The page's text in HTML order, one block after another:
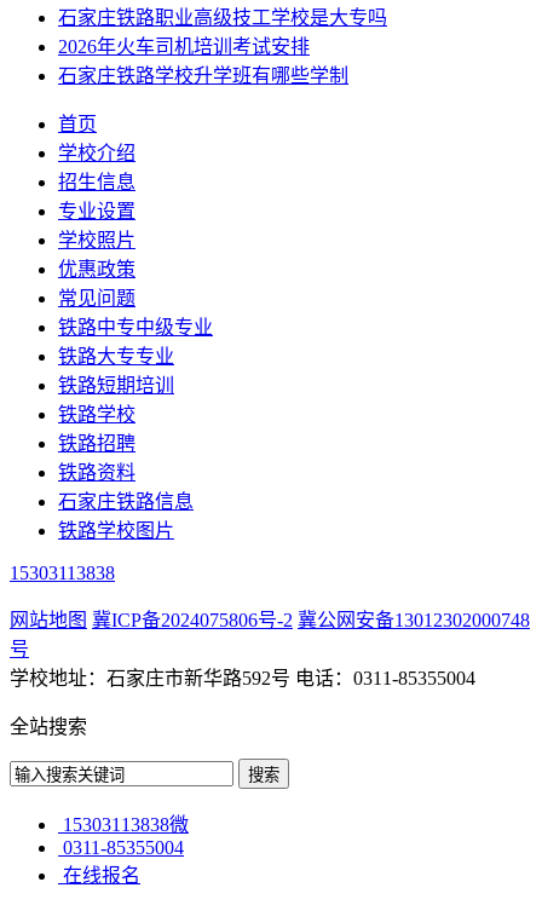
石家庄铁路职业高级技工学校是大专吗
2026年火车司机培训考试安排
石家庄铁路学校升学班有哪些学制
首页
学校介绍
招生信息
专业设置
学校照片
优惠政策
常见问题
铁路中专中级专业
铁路大专专业
铁路短期培训
铁路学校
铁路招聘
铁路资料
石家庄铁路信息
铁路学校图片
15303113838
网站地图 冀ICP备2024075806号-2 冀公网安备13012302000748
号
学校地址：石家庄市新华路592号 电话：0311-85355004
全站搜索
15303113838微
0311-85355004
在线报名